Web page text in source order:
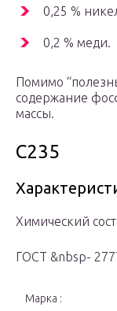
0,25 %
0,2 % меди.
Помимо
содержание
массы.
С235
Химический
ГОСТ &nbsp-
Марка :